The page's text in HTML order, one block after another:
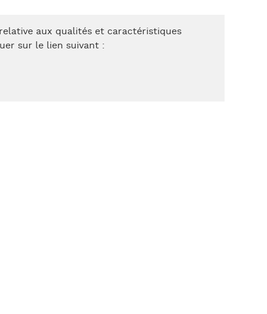
aux qualités et caractéristiques
sur le lien suivant :